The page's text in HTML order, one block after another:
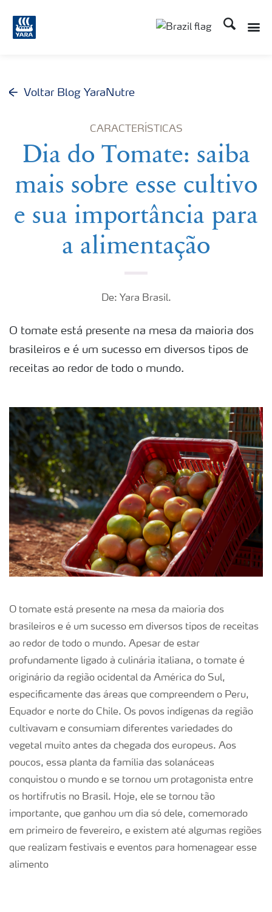
Busca
Voltar Blog YaraNutre
CARACTERÍSTICAS
Dia do Tomate: saiba
mais sobre esse cultivo
e sua importância para
a alimentação
De: Yara Brasil.
O tomate está presente na mesa da maioria dos
brasileiros e é um sucesso em diversos tipos de
receitas ao redor de todo o mundo.
O tomate está presente na mesa da maioria dos
brasileiros e é um sucesso em diversos tipos de receitas
ao redor de todo o mundo. Apesar de estar
profundamente ligado à culinária italiana, o tomate é
originário da região ocidental da América do Sul,
especificamente das áreas que compreendem o Peru,
Equador e norte do Chile. Os povos indígenas da região
cultivavam e consumiam diferentes variedades do
vegetal muito antes da chegada dos europeus. Aos
poucos, essa planta da família das solanáceas
conquistou o mundo e se tornou um protagonista entre
os hortifrutis no Brasil. Hoje, ele se tornou tão
importante, que ganhou um dia só dele, comemorado
em primeiro de fevereiro, e existem até algumas regiões
que realizam festivais e eventos para homenagear esse
alimento